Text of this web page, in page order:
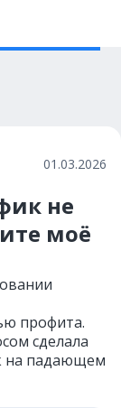
01.03.2026
не
моё
профита.
сделала
на падающем